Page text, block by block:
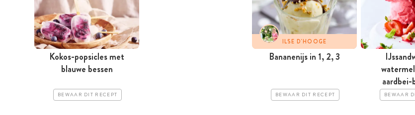
Kokos-popsicles met
blauwe bessen
BEWAAR DIT RECEPT
ILSE D'HOOGE
Bananenijs in 1, 2, 3
BEWAAR DIT RECEPT
aardbei-
BEWAAR